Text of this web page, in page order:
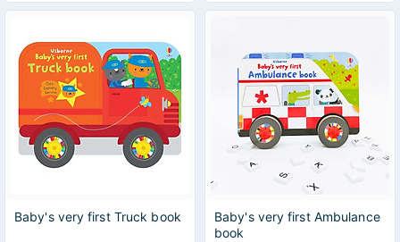
Baby's very first Truck book
Baby's very first Ambulance
book